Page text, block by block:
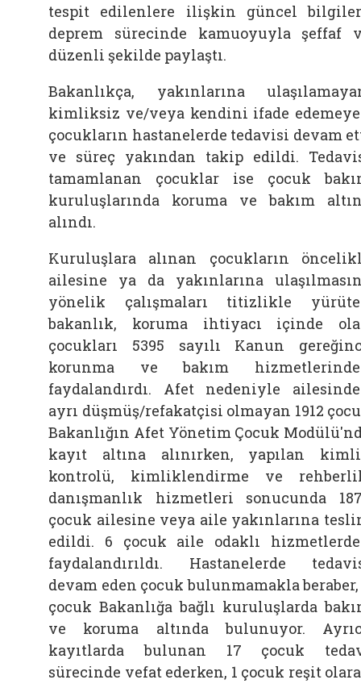
tespit edilenlere ilişkin güncel
deprem sürecinde kamuoyuyla şeffaf
düzenli şekilde paylaştı.
Bakanlıkça, yakınlarına
kimliksiz ve/veya kendini ifade
çocukların hastanelerde tedavisi devam
ve süreç yakından takip edildi.
tamamlanan çocuklar ise çocuk
kuruluşlarında koruma ve bakım
alındı.
Kuruluşlara alınan çocukların
ailesine ya da yakınlarına
yönelik çalışmaları titizlikle
bakanlık, koruma ihtiyacı içinde
çocukları 5395 sayılı Kanun
korunma ve bakım
faydalandırdı. Afet nedeniyle
ayrı düşmüş/refakatçisi olmayan 1912
Bakanlığın Afet Yönetim Çocuk
kayıt altına alınırken, yapılan
kontrolü, kimliklendirme ve
danışmanlık hizmetleri sonucunda
çocuk ailesine veya aile yakınlarına
edildi. 6 çocuk aile odaklı
faydalandırıldı. Hastanelerde
devam eden çocuk bulunmamakla beraber,
çocuk Bakanlığa bağlı kuruluşlarda
ve koruma altında bulunuyor.
kayıtlarda bulunan 17 çocuk
sürecinde vefat ederken, 1 çocuk reşit